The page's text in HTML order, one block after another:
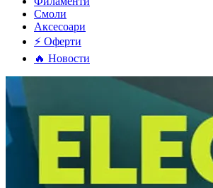
Смоли
Аксесоари
⚡ Оферти
🔥 Новости